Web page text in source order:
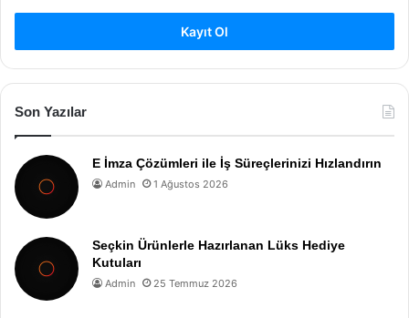
Kayıt Ol
Son Yazılar
E İmza Çözümleri ile İş Süreçlerinizi Hızlandırın
Admin 1 Ağustos 2026
Seçkin Ürünlerle Hazırlanan Lüks Hediye
Kutuları
Admin 25 Temmuz 2026